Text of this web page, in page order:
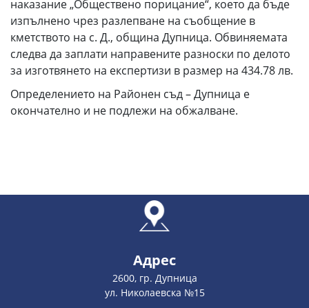
наказание „Обществено порицание“, което да бъде
изпълнено чрез разлепване на съобщение в
кметството на с. Д., община Дупница. Обвиняемата
следва да заплати направените разноски по делото
за изготвянето на експертизи в размер на 434.78 лв.
Определението на Районен съд – Дупница е
окончателно и не подлежи на обжалване.
Адрес
2600, гр. Дупница
ул. Николаевска №15